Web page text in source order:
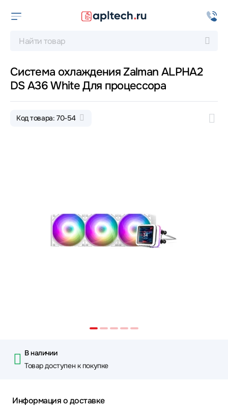
Система охлаждения Zalman ALPHA2
DS A36 White Для процессора
Код товара: 70-54
В наличии
Товар доступен к покупке
Информация о доставке